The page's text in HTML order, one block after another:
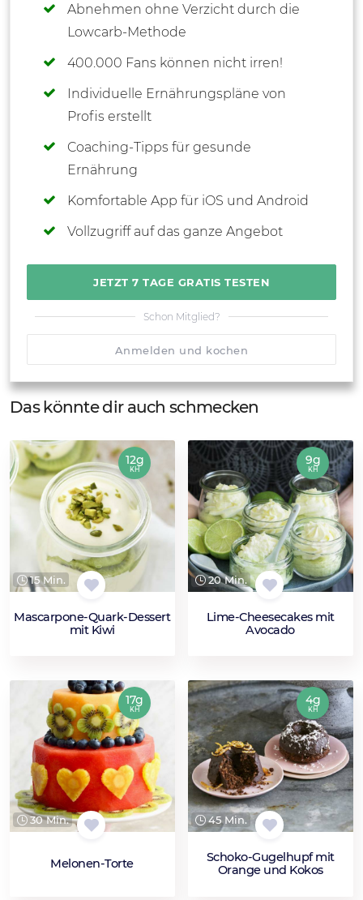
Abnehmen ohne Verzicht durch die
Lowcarb-Methode
400.000 Fans können nicht irren!
Individuelle Ernährungspläne von
Profis erstellt
Coaching-Tipps für gesunde
Ernährung
Komfortable App für iOS und Android
Vollzugriff auf das ganze Angebot
JETZT 7 TAGE GRATIS TESTEN
Schon Mitglied?
Anmelden und kochen
Das könnte dir auch schmecken
15 Min.
Mascarpone-Quark-Dessert
mit Kiwi
12g
KH
20 Min.
Lime-Cheesecakes mit
Avocado
9g
KH
30 Min.
Melonen-Torte
17g
KH
45 Min.
Schoko-Gugelhupf mit
Orange und Kokos
4g
KH